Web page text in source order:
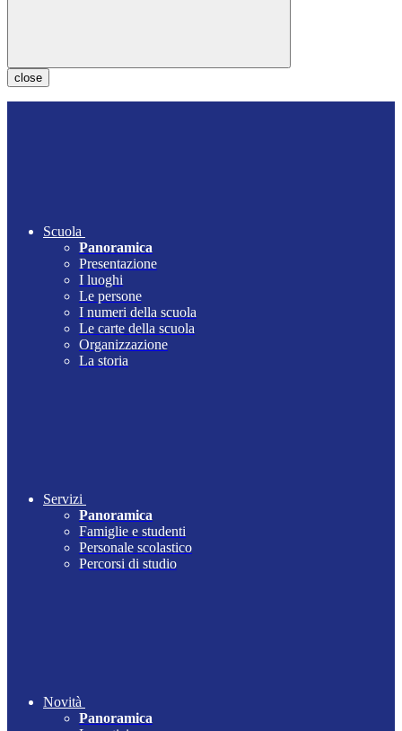
close
Scuola
Panoramica
Presentazione
I luoghi
Le persone
I numeri della scuola
Le carte della scuola
Organizzazione
La storia
Servizi
Panoramica
Famiglie e studenti
Personale scolastico
Percorsi di studio
Novità
Panoramica